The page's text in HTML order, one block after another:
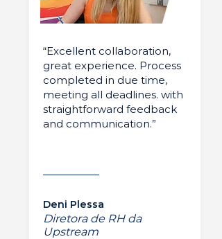
“Excellent collaboration,
great experience. Process
completed in due time,
meeting all deadlines. with
straightforward feedback
and communication.”
Deni Plessa
Diretora de RH da
Upstream